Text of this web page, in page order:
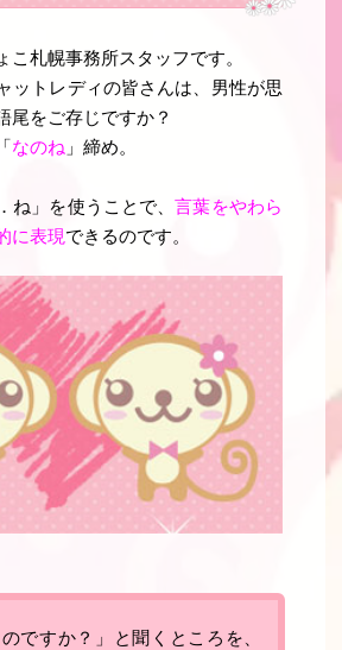
こ札幌事務所スタッフです。
ットレディの皆さんは、男性が思
尾をご存じですか？
なのね 」締め。
ね 」を使うことで、言葉をやわら
に表現できるのです。
のですか？」と聞くところを、